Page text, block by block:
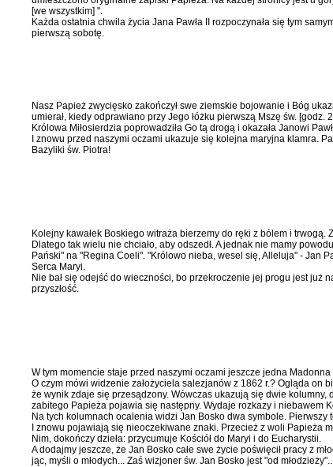
[we wszystkim] ".
Każda ostatnia chwila życia Jana Pawła II rozpoczynała się tym
pierwszą sobotę.
Nasz Papież zwycięsko zakończył swe ziemskie bojowanie i Bóg
umierał, kiedy odprawiano przy Jego łóżku pierwszą Mszę św.
Królowa Miłosierdzia poprowadziła Go tą drogą i okazała Janowi
I znowu przed naszymi oczami ukazuje się kolejna maryjna klamra.
Bazyliki św. Piotra!
Kolejny kawałek Boskiego witraża bierzemy do ręki z bólem i trwogą.
Dlate­go tak wielu nie chciało, aby odszedł. A jednak nie mamy
Pański" na "Regina Coeli". "Królowo nieba, wesel się, Alle­luja" - Jan
Serca Maryi.
Nie bał się odejść do wieczności, bo przekroczenie jej progu jest już
przyszłość.
W tym momencie staje przed naszy­mi oczami jeszcze jedna
O czym mówi widzenie założycie­la salezjanów z 1862 r.? Ogląda on
że wynik zdaje się przesądzony. Wówczas ukazują się dwie
zabitego Papieża pojawia się następny. Wydaje rozkazy i nie­bawem
Na tych kolumnach ocalenia widzi Jan Bosko dwa symbole.
I znowu pojawiają się nieoczeki­wane znaki. Przecież z woli Papieża
Nim, dokończy dzieła: przycumuje Kościół do Maryi i do Eucharystii.
A dodajmy jeszcze, że Jan Bosko całe swe życie poświęcił pracy z
jąc, myśli o młodych... Zaś wizjoner św. Jan Bosko jest "od